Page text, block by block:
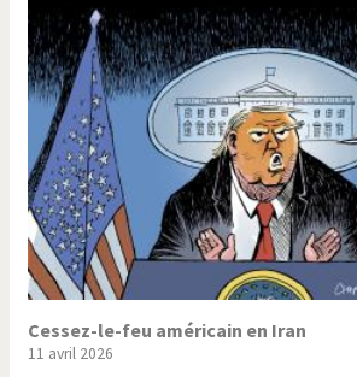
Cessez-le-feu américain en Iran
11 avril 2026